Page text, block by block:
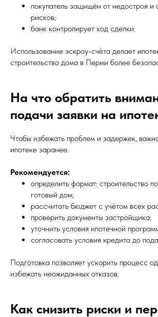
покупатель защищён от недостроя и
рисков;
банк контролирует ход сделки.
Использование эскроу-счёта делает
строительство дома в Перми более
На что обратить
подачи заявки на
Чтобы избежать проблем и задержек,
ипотеке заранее.
Рекомендуется:
определить формат: строительство
готовый дом;
рассчитать бюджет с учётом всех
проверить документы застройщика;
уточнить условия ипотечной
согласовать условия кредита до
Подготовка позволяет ускорить процесс
избежать неожиданных отказов.
Как снизить риски и